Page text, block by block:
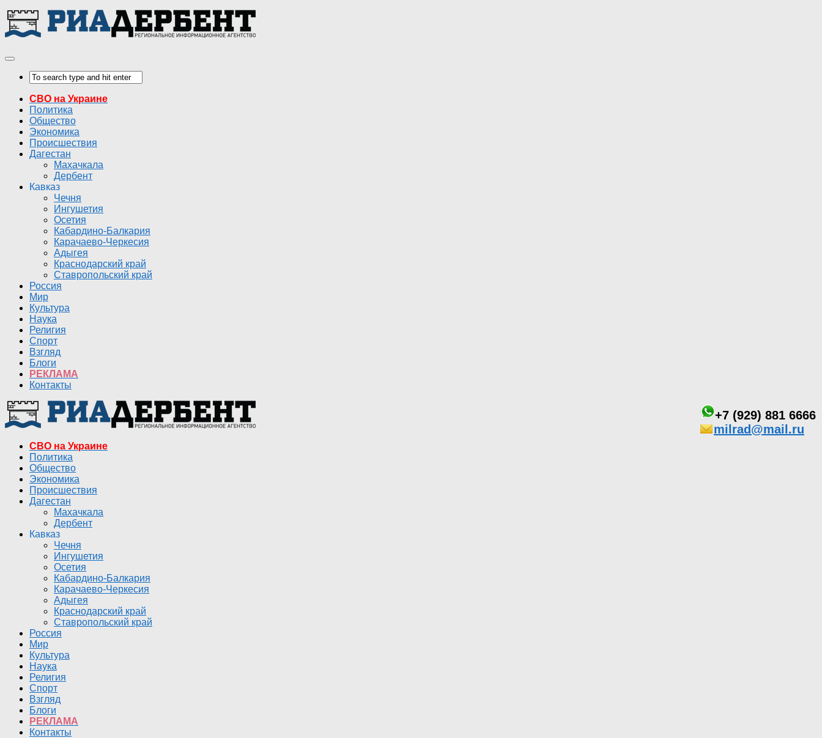
СВО на Украине
Политика
Общество
Экономика
Происшествия
Дагестан
Махачкала
Дербент
Кавказ
Чечня
Ингушетия
Осетия
Кабардино-Балкария
Карачаево-Черкесия
Адыгея
Краснодарский край
Ставропольский край
Россия
Мир
Культура
Наука
Религия
Спорт
Взгляд
Блоги
РЕКЛАМА
Контакты
+7 (929) 881 6666
milrad@mail.ru
СВО на Украине
Политика
Общество
Экономика
Происшествия
Дагестан
Махачкала
Дербент
Кавказ
Чечня
Ингушетия
Осетия
Кабардино-Балкария
Карачаево-Черкесия
Адыгея
Краснодарский край
Ставропольский край
Россия
Мир
Культура
Наука
Религия
Спорт
Взгляд
Блоги
РЕКЛАМА
Контакты